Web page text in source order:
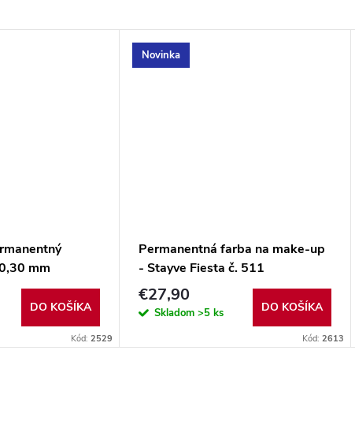
mm
DO KOŠÍKA
Kód: 2529
Novinka
Permanentná farba na make-up
- Stayve Fiesta č. 511
€27,90
Skladom >5 ks DO KOŠÍKA
Kód: 2613